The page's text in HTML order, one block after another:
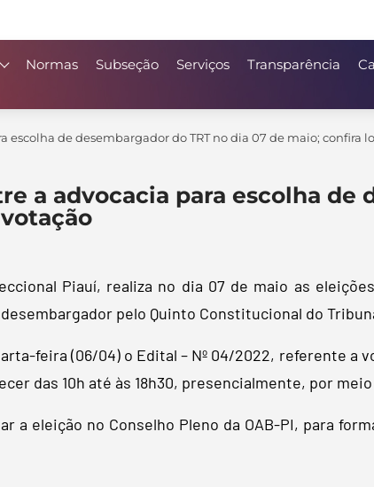
Normas Subseção Serviços Transparência
escolha de desembargador do TRT no dia 07 de maio; confira
a advocacia para escolha de
Piauí, realiza no dia 07 de maio as
pelo Quinto Constitucional do
feira (06/04) o Edital – Nº 04/2022, referente a
das 10h até às 18h30, presencialmente, por
a eleição no Conselho Pleno da OAB-PI, para